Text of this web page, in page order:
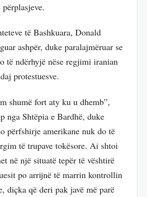
të Bashkuara, Donald
ashpër, duke paralajmëruar se
të ndërhyjë nëse regjimi iranian
protestuesve.
shumë fort aty ku u dhemb”,
nga Shtëpia e Bardhë, duke
përfshirje amerikane nuk do të
të trupave tokësore. Ai shtoi
në një situatë tepër të vështirë
po arrijnë të marrin kontrollin
diçka që deri pak javë më parë